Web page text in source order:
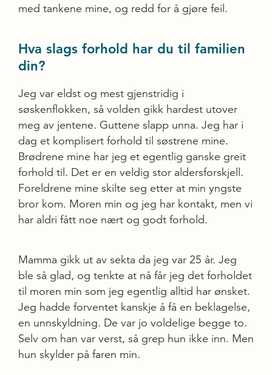
med tankene mine, og redd for å gjøre feil.
Hva slags forhold har du til familien
din?
Jeg var eldst og mest gjenstridig i
søskenflokken, så volden gikk hardest utover
meg av jentene. Guttene slapp unna. Jeg har i
dag et komplisert forhold til søstrene mine.
Brødrene mine har jeg et egentlig ganske greit
forhold til. Det er en veldig stor aldersforskjell.
Foreldrene mine skilte seg etter at min yngste
bror kom. Moren min og jeg har kontakt, men vi
har aldri fått noe nært og godt forhold.
Mamma gikk ut av sekta da jeg var 25 år. Jeg
ble så glad, og tenkte at nå får jeg det forholdet
til moren min som jeg egentlig alltid har ønsket.
Jeg hadde forventet kanskje å få en beklagelse,
en unnskyldning. De var jo voldelige begge to.
Selv om han var verst, så grep hun ikke inn. Men
hun skylder på faren min.